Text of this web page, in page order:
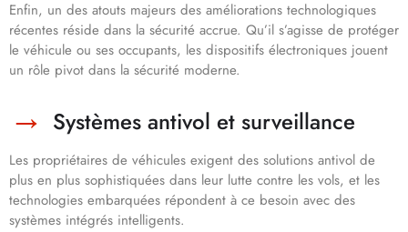
Enfin, un des atouts majeurs des améliorations technologiques
récentes réside dans la sécurité accrue. Qu’il s’agisse de protéger
le véhicule ou ses occupants, les dispositifs électroniques jouent
un rôle pivot dans la sécurité moderne.
Systèmes antivol et surveillance
Les propriétaires de véhicules exigent des solutions antivol de
plus en plus sophistiquées dans leur lutte contre les vols, et les
technologies embarquées répondent à ce besoin avec des
systèmes intégrés intelligents.